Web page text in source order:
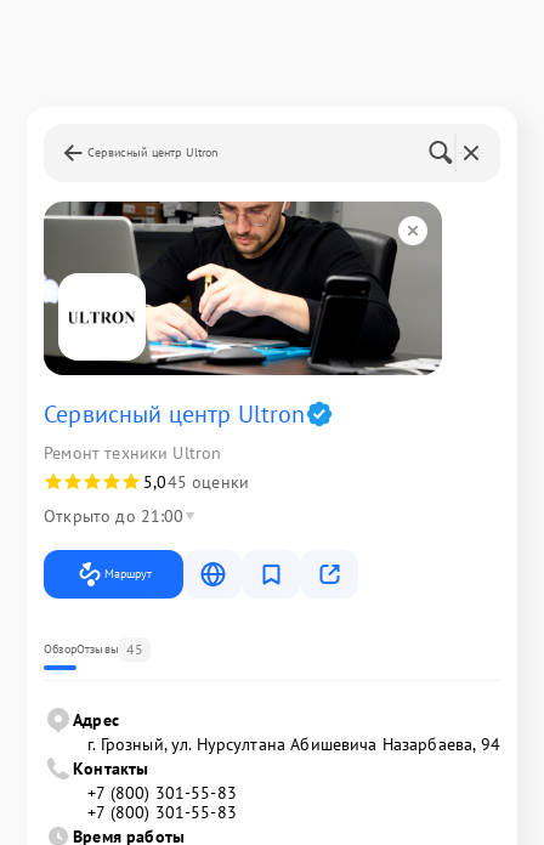
Сервисный центр Ultron
Сервисный центр Ultron
Ремонт техники Ultron
5,045 оценки
Открыто до 21:00
Маршрут
ОбзорОтзывы 45
Адрес
г. Грозный, ул. Нурсултана Абишевича Назарбаева, 94
Контакты
+7 (800) 301-55-83
+7 (800) 301-55-83
Время работы